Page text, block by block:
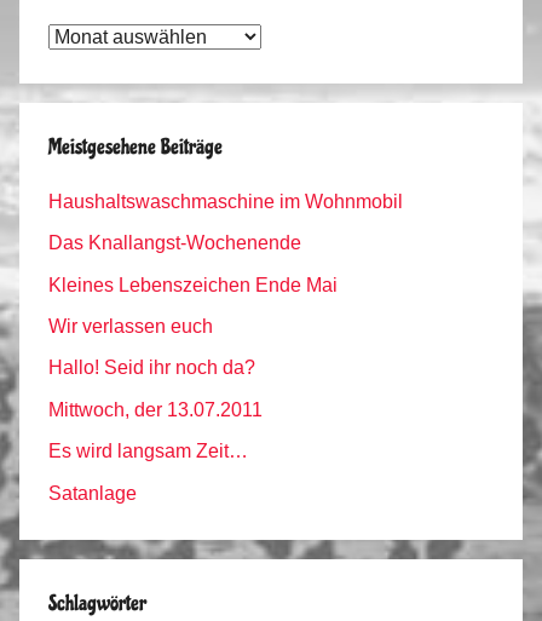
Tagebuch
Meistgesehene Beiträge
Haushaltswaschmaschine im Wohnmobil
Das Knallangst-Wochenende
Kleines Lebenszeichen Ende Mai
Wir verlassen euch
Hallo! Seid ihr noch da?
Mittwoch, der 13.07.2011
Es wird langsam Zeit…
Satanlage
Schlagwörter